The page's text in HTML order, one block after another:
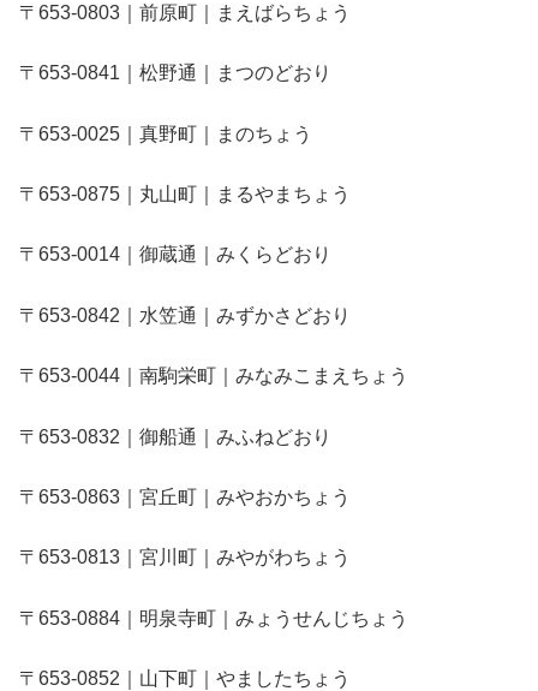
〒653-0803｜前原町｜まえばらちょう
〒653-0841｜松野通｜まつのどおり
〒653-0025｜真野町｜まのちょう
〒653-0875｜丸山町｜まるやまちょう
〒653-0014｜御蔵通｜みくらどおり
〒653-0842｜水笠通｜みずかさどおり
〒653-0044｜南駒栄町｜みなみこまえちょう
〒653-0832｜御船通｜みふねどおり
〒653-0863｜宮丘町｜みやおかちょう
〒653-0813｜宮川町｜みやがわちょう
〒653-0884｜明泉寺町｜みょうせんじちょう
〒653-0852｜山下町｜やましたちょう